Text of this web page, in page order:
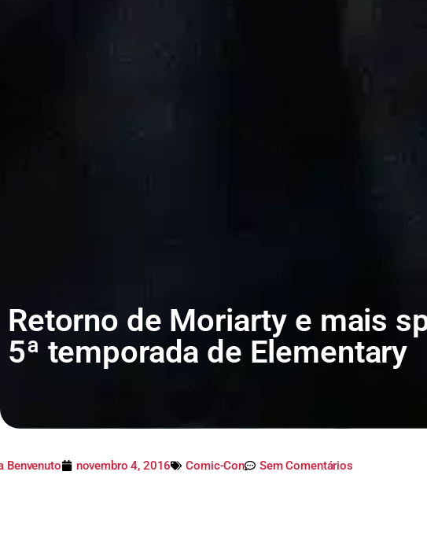
Retorno de Moriarty e mais
5ª temporada de Elementary
Benvenuto novembro 4, 2016 Comic-Con Sem Comentários